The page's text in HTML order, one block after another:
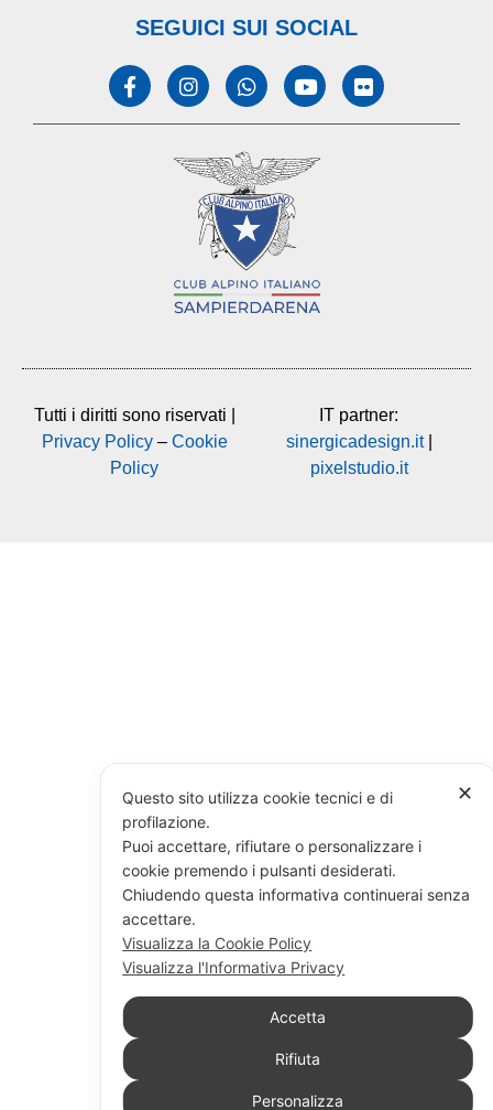
SEGUICI SUI SOCIAL
Tutti i diritti sono riservati |
Privacy Policy– Cookie
Policy
IT partner:
sinergicadesign.it|
pixelstudio.it
✕
Questo sito utilizza cookie tecnici e di
profilazione.
Puoi accettare, rifiutare o personalizzare i
cookie premendo i pulsanti desiderati.
Chiudendo questa informativa continuerai senza
accettare.
Visualizza la Cookie Policy
Visualizza l'Informativa Privacy
Accetta
Rifiuta
Personalizza